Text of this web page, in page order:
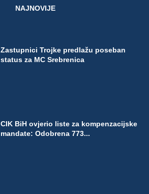
NAJNOVIJE
Zastupnici Trojke predlažu poseban
status za MC Srebrenica
CIK BiH ovjerio liste za kompenzacijske
mandate: Odobrena 773...